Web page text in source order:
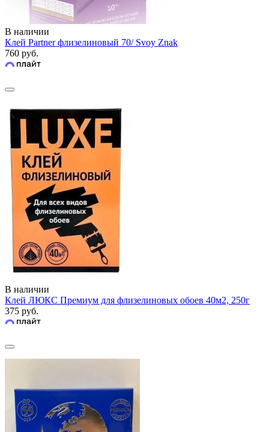
В наличии
Клей Partner флизелиновый 70/ Svoy Znak
760 руб.
В наличии
Клей ЛЮКС Премиум для флизелиновых обоев 40м2, 250г
375 руб.